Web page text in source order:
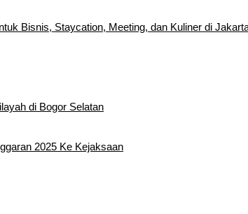
Bisnis, Staycation, Meeting, dan Kuliner di
di Bogor Selatan
2025 Ke Kejaksaan